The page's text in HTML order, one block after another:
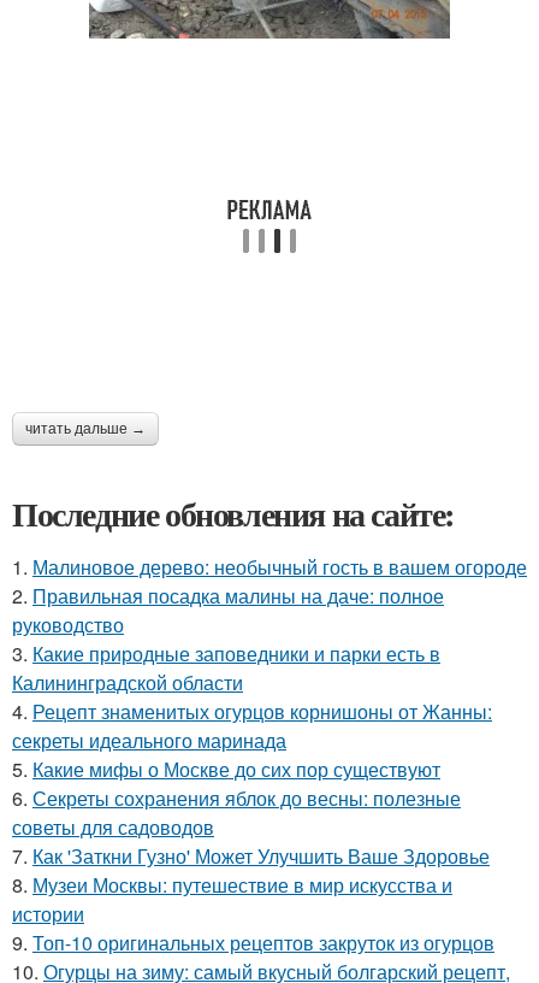
читать дальше →
Последние обновления на сайте:
1. Малиновое дерево: необычный гость в вашем огороде
2. Правильная посадка малины на даче: полное
руководство
3. Какие природные заповедники и парки есть в
Калининградской области
4. Рецепт знаменитых огурцов корнишоны от Жанны:
секреты идеального маринада
5. Какие мифы о Москве до сих пор существуют
6. Секреты сохранения яблок до весны: полезные
советы для садоводов
7. Как 'Заткни Гузно' Может Улучшить Ваше Здоровье
8. Музеи Москвы: путешествие в мир искусства и
истории
9. Топ-10 оригинальных рецептов закруток из огурцов
10. Огурцы на зиму: самый вкусный болгарский рецепт,